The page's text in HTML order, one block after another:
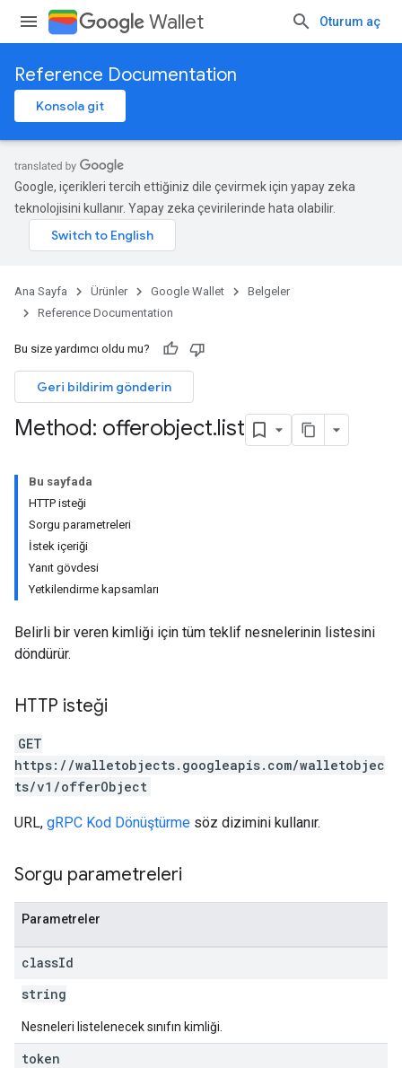
Wallet Oturum aç
Reference Documentation
Konsola git
Google, içerikleri tercih ettiğiniz dile çevirmek için yapay zeka
teknolojisini kullanır. Yapay zeka çevirilerinde hata olabilir.
Ana Sayfa Ürünler Google Wallet
Belgeler
Reference Documentation
Bu size yardımcı oldu mu?
Geri bildirim gönderin
Method: offerobject.list
Bu sayfada
HTTP isteği
Sorgu parametreleri
İstek içeriği
Yanıt gövdesi
Yetkilendirme kapsamları
Belirli bir veren kimliği için tüm teklif nesnelerinin listesini
döndürür.
HTTP isteği
GET
https://walletobjects.googleapis.com/walletobjec
ts/v1/offerObject
URL, gRPC Kod Dönüştürme söz dizimini kullanır.
Sorgu parametreleri
Parametreler
classId
string
Nesneleri listelenecek sınıfın kimliği.
token